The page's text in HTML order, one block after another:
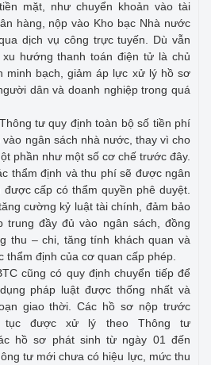
mặt, như chuyển khoản vào tài
hàng, nộp vào Kho bạc Nhà nước
dịch vụ công trực tuyến. Dù vẫn
hướng thanh toán điện tử là chủ
minh bạch, giảm áp lực xử lý hồ sơ
dân và doanh nghiệp trong quá
tư quy định toàn bộ số tiền phí
ngân sách nhà nước, thay vì cho
phần như một số cơ chế trước đây.
thẩm định và thu phí sẽ được ngân
cấp có thẩm quyền phê duyệt.
cường kỷ luật tài chính, đảm bảo
trung đầy đủ vào ngân sách, đồng
thu – chi, tăng tính khách quan và
thẩm định của cơ quan cấp phép.
cũng có quy định chuyển tiếp để
pháp luật được thống nhất và
giao thời. Các hồ sơ nộp trước
tục được xử lý theo Thông tư
hồ sơ phát sinh từ ngày 01 đến
tư mới chưa có hiệu lực, mức thu